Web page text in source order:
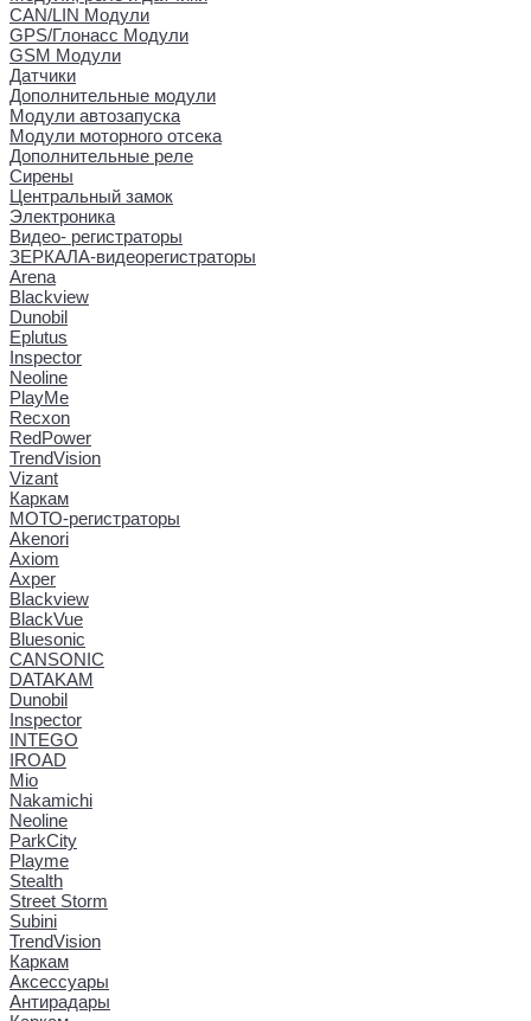
CAN/LIN Модули
GPS/Глонасс Модули
GSM Модули
Датчики
Дополнительные модули
Модули автозапуска
Модули моторного отсека
Дополнительные реле
Сирены
Центральный замок
Электроника
Видео- регистраторы
ЗЕРКАЛА-видеорегистраторы
Arena
Blackview
Dunobil
Eplutus
Inspector
Neoline
PlayMe
Recxon
RedPower
TrendVision
Vizant
Каркам
МОТО-регистраторы
Akenori
Axiom
Axper
Blackview
BlackVue
Bluesonic
CANSONIC
DATAKAM
Dunobil
Inspector
INTEGO
IROAD
Mio
Nakamichi
Neoline
ParkCity
Playme
Stealth
Street Storm
Subini
TrendVision
Каркам
Аксессуары
Антирадары